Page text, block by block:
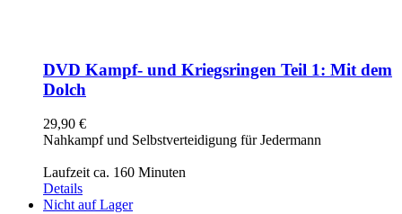
DVD Kampf- und Kriegsringen Teil 1: Mit dem
Dolch
29,90 €
Nahkampf und Selbstverteidigung für Jedermann
Laufzeit ca. 160 Minuten
Details
Nicht auf Lager